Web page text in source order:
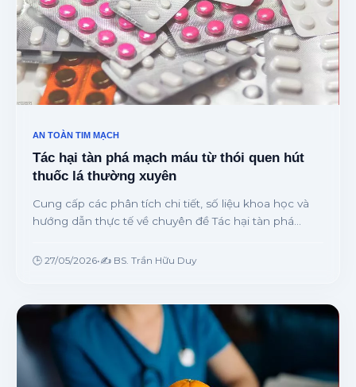
AN TOÀN TIM MẠCH
Tác hại tàn phá mạch máu từ thói quen hút
thuốc lá thường xuyên
Cung cấp các phân tích chi tiết, số liệu khoa học và
hướng dẫn thực tế về chuyên đề Tác hại tàn phá
chuyên gia.
🕒 27/05/2026•✍️ BS. Trần Hữu Duy